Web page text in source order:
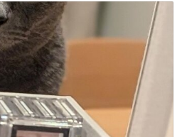
収めてくれたんだなと思った